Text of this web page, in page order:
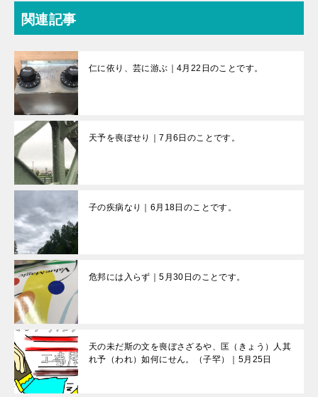
関連記事
仁に依り、芸に游ぶ｜4月22日のことです。
天予を喪ぼせり｜7月6日のことです。
子の疾病なり｜6月18日のことです。
危邦には入らず｜5月30日のことです。
天の未だ斯の文を喪ぼさざるや、匡（きょう）人其
れ予（われ）如何にせん。（子罕）｜5月25日